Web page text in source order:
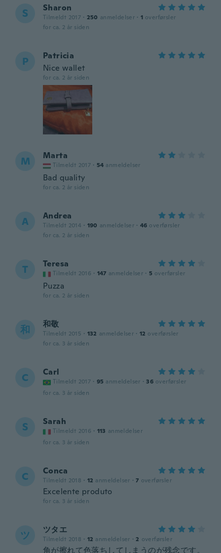
S Sharon
Tilmeldt 2017 · 250 anmeldelser · 1 overførsler
for ca. 2 år siden
P
Patricia
Nice wallet
for ca. 2 år siden
M Marta
Tilmeldt 2017 · 54 anmeldelser
Bad quality
for ca. 2 år siden
A Andrea
Tilmeldt 2014 · 190 anmeldelser · 46 overførsler
for ca. 2 år siden
T Teresa
Tilmeldt 2016 · 147 anmeldelser · 5 overførsler
Puzza
for ca. 2 år siden
和 和敬
Tilmeldt 2015 · 132 anmeldelser · 12 overførsler
for ca. 3 år siden
C Carl
Tilmeldt 2017 · 95 anmeldelser · 36 overførsler
for ca. 3 år siden
S Sarah
Tilmeldt 2016 · 113 anmeldelser
for ca. 3 år siden
C Conca
Tilmeldt 2018 · 12 anmeldelser · 7 overførsler
Excelente produto
for ca. 3 år siden
ツ ツタエ
Tilmeldt 2018 · 12 anmeldelser · 2 overførsler
角が擦れて色落ちしてしまうのが残念です。